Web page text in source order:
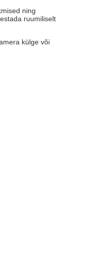
ning
ruumiliselt
külge või